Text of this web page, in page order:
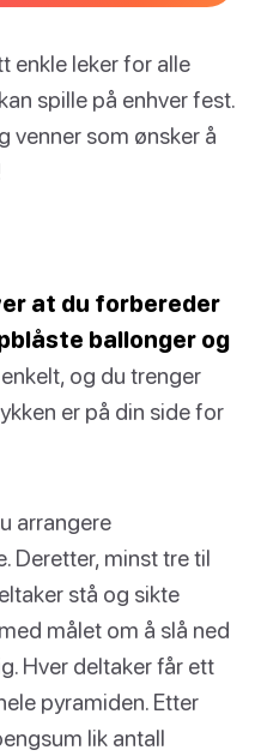
enkle leker for alle
spille på enhver fest.
venner som ønsker å
at du forbereder
ballonger og
og du trenger
er på din side for
arrangere
Deretter, minst tre til
stå og sikte
målet om å slå ned
Hver deltaker får ett
pyramiden. Etter
lik antall